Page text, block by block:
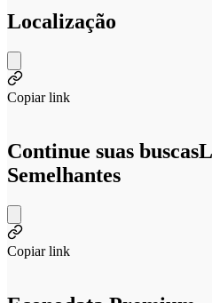
Localização
Copiar link
Continue suas buscas
Semelhantes
Copiar link